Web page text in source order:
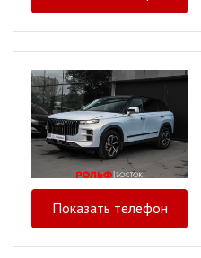
Показать телефон